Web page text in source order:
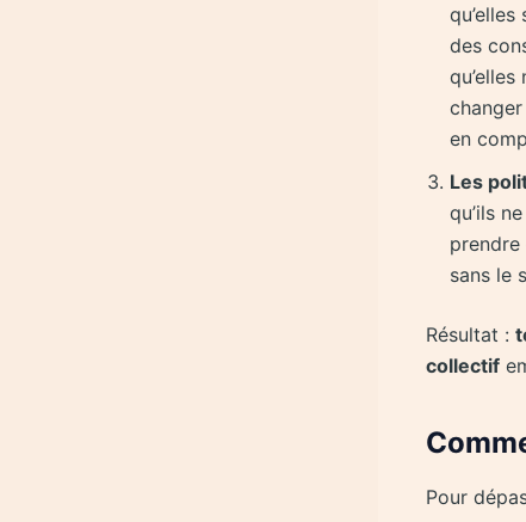
des
en
Les
qu’ils
sans le
Résultat :
collectif
Pour